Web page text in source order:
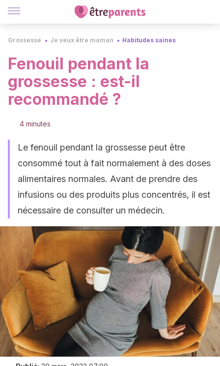
Grossesse Je veux être maman Habitudes saines
Fenouil pendant la
grossesse : est-il
recommandé ?
4 minutes
Le fenouil pendant la grossesse peut être
consommé tout à fait normalement à des doses
alimentaires normales. Avant de prendre des
infusions ou des produits plus concentrés, il est
nécessaire de consulter un médecin.